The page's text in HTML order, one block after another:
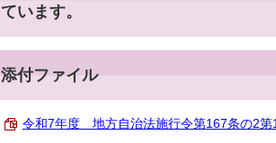
ています。
添付ファイル
令和7年度 地方自治法施行令第167条の2第